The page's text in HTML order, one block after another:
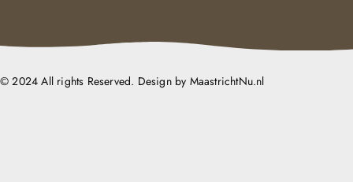
© 2024 All rights Reserved. Design by MaastrichtNu.nl